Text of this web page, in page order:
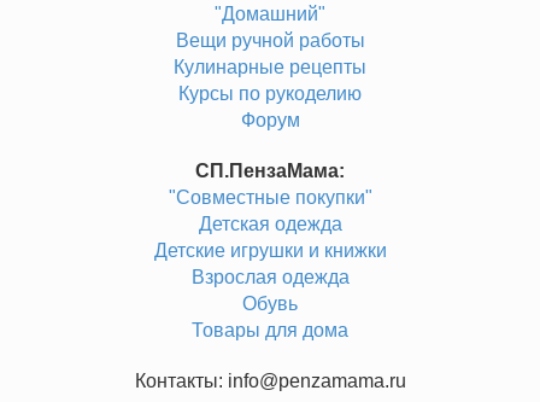
"Домашний"
Вещи ручной работы
Кулинарные рецепты
Курсы по рукоделию
Форум
СП.ПензаМама:
"Совместные покупки"
Детская одежда
Детские игрушки и книжки
Взрослая одежда
Обувь
Товары для дома
Контакты: info@penzamama.ru